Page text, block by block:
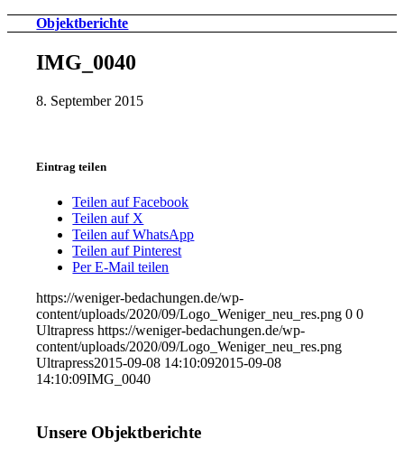
Objektberichte
IMG_0040
8. September 2015
Eintrag teilen
Teilen auf Facebook
Teilen auf X
Teilen auf WhatsApp
Teilen auf Pinterest
Per E-Mail teilen
https://weniger-bedachungen.de/wp-
content/uploads/2020/09/Logo_Weniger_neu_res.png 0 0
Ultrapress https://weniger-bedachungen.de/wp-
content/uploads/2020/09/Logo_Weniger_neu_res.png
Ultrapress2015-09-08 14:10:092015-09-08
14:10:09IMG_0040
Unsere Objektberichte